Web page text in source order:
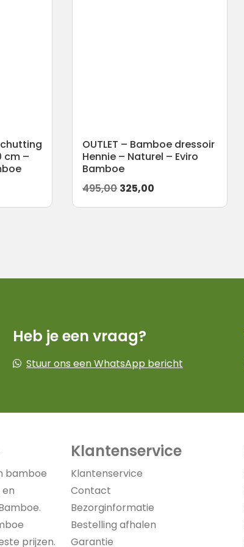
cm –
OUTLET – Bamboe dressoir
Hennie – Naturel – Eviro
Bamboe
495,00 Oorspronkelijke
prijs
325,00
prijs
Heb je een vraag?
Stuur ons een WhatsApp bericht
bamboe
prijzen.
Klantenservice
Klantenservice
Contact
Bezorginformatie
Bestelling afhalen
Garantie